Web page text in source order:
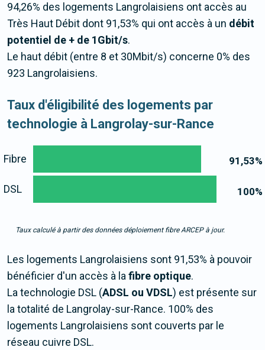
94,26% des logements Langrolaisiens ont accès au
Très Haut Débit dont 91,53% qui ont accès à un débit
potentiel de + de 1Gbit/s.
Le haut débit (entre 8 et 30Mbit/s) concerne 0% des
923 Langrolaisiens.
Taux d'éligibilité des logements par
technologie à Langrolay-sur-Rance
91,53%
100%
Fibre
DSL
Taux calculé à partir des données déploiement fibre ARCEP à jour.
Les logements Langrolaisiens sont 91,53% à pouvoir
bénéficier d'un accès à lafibre optique.
La technologie DSL (ADSL ou VDSL) est présente sur
la totalité de Langrolay-sur-Rance. 100% des
logements Langrolaisiens sont couverts par le
réseau cuivre DSL.